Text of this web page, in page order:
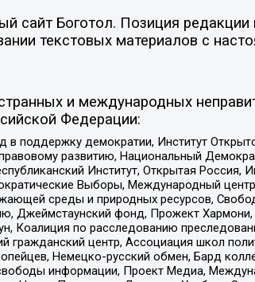
сайт Боготол. Позиция редакции
текстовых материалов с
и международных
Федерации:
в поддержку демократии, Институт
развитию, Национальный
Институт, Открытая Россия,
Выборы, Международный
среды и природных ресурсов,
Джеймстаунский фонд, Прожект Хармони,
Коалиция по расследованию
гражданский центр, Ассоциация школ
Немецко-русский обмен, Бард
информации, Проект Медиа,